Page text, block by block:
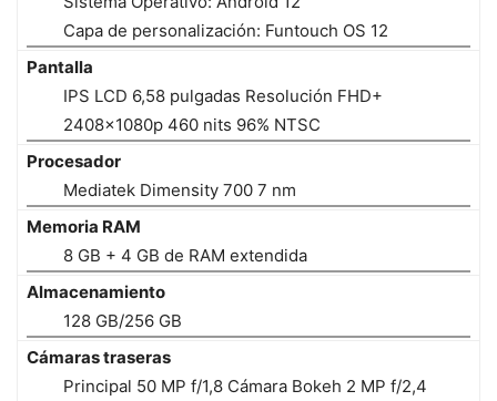
Capa de personalización: Funtouch OS 12
Pantalla
IPS LCD 6,58 pulgadas Resolución FHD+
2408×1080p 460 nits 96% NTSC
Procesador
Mediatek Dimensity 700 7 nm
Memoria RAM
8 GB + 4 GB de RAM extendida
Almacenamiento
128 GB/256 GB
Cámaras traseras
Principal 50 MP f/1,8 Cámara Bokeh 2 MP f/2,4